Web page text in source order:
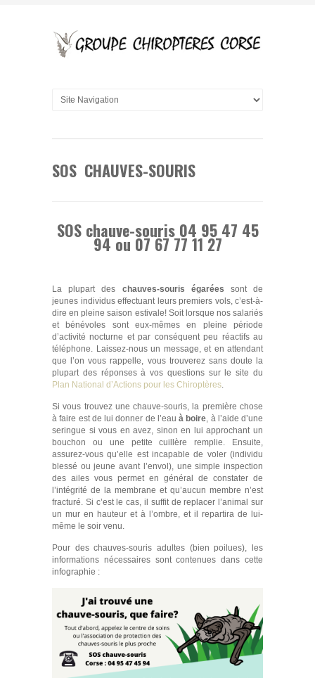
SOS CHAUVES-SOURIS
SOS chauve-souris 04 95 47 45
94 ou 07 67 77 11 27
La plupart des chauves-souris égarées sont de
jeunes individus effectuant leurs premiers vols, c’est-à-
dire en pleine saison estivale! Soit lorsque nos salariés
et bénévoles sont eux-mêmes en pleine période
d’activité nocturne et par conséquent peu réactifs au
téléphone. Laissez-nous un message, et en attendant
que l’on vous rappelle, vous trouverez sans doute la
plupart des réponses à vos questions sur le site du
Plan National d’Actions pour les Chiroptères.
Si vous trouvez une chauve-souris, la première chose
à faire est de lui donner de l’eau à boire, à l’aide d’une
seringue si vous en avez, sinon en lui approchant un
bouchon ou une petite cuillère remplie. Ensuite,
assurez-vous qu’elle est incapable de voler (individu
blessé ou jeune avant l’envol), une simple inspection
des ailes vous permet en général de constater de
l’intégrité de la membrane et qu’aucun membre n’est
fracturé. Si c’est le cas, il suffit de replacer l’animal sur
un mur en hauteur et à l’ombre, et il repartira de lui-
même le soir venu.
Pour des chauves-souris adultes (bien poilues), les
informations nécessaires sont contenues dans cette
infographie :